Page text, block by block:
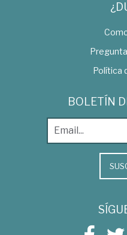
Política
BOLETÍN